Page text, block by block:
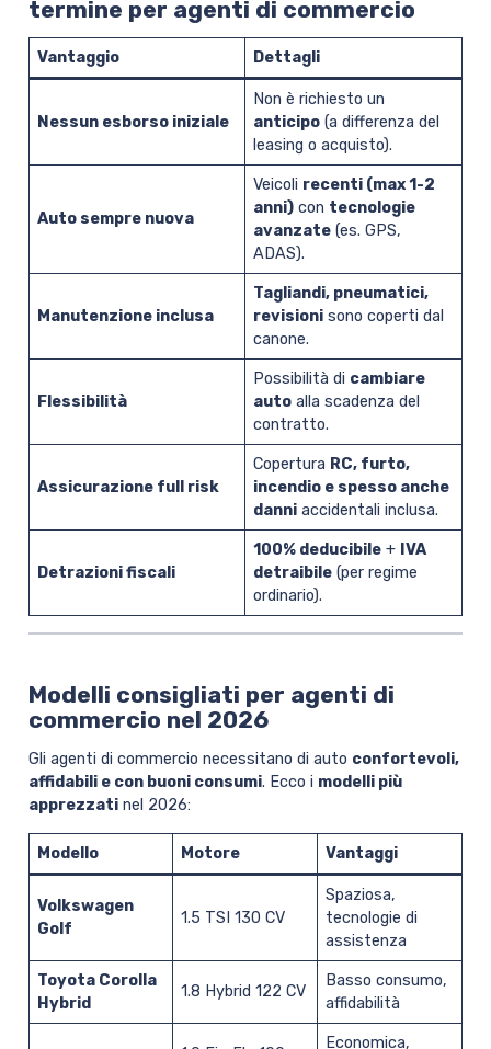
termine per agenti di commercio
Vantaggio Dettagli
Nessun esborso iniziale
Non è richiesto un
anticipo(a differenza del
leasing o acquisto).
Auto sempre nuova
Veicoli recenti (max 1-2
anni)con tecnologie
avanzate(es. GPS,
ADAS).
Manutenzione inclusa
Tagliandi, pneumatici,
revisionisono coperti dal
canone.
Flessibilità
Possibilità di cambiare
autoalla scadenza del
contratto.
Assicurazione full risk
Copertura RC, furto,
incendio e spesso anche
danniaccidentali inclusa.
Detrazioni fiscali
100% deducibile+ IVA
detraibile(per regime
ordinario).
Modelli consigliati per agenti di
commercio nel 2026
Gli agenti di commercio necessitano di auto confortevoli,
affidabili e con buoni consumi. Ecco i modelli più
apprezzatinel 2026:
Modello Motore Vantaggi
Volkswagen
Golf
1.5 TSI 130 CV
Spaziosa,
tecnologie di
assistenza
Toyota Corolla
Hybrid
1.8 Hybrid 122 CV
Basso consumo,
affidabilità
Economica,